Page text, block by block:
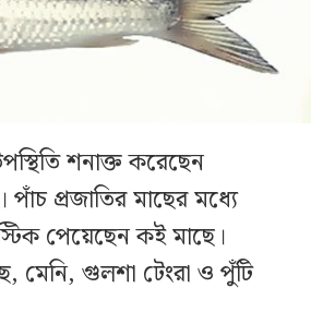
শনাক্ত করেছেন
প্রজাতির মাছের মধ্যে
পেয়েছেন কই মাছে।
মেনি, গুলশা টেংরা ও পুঁটি